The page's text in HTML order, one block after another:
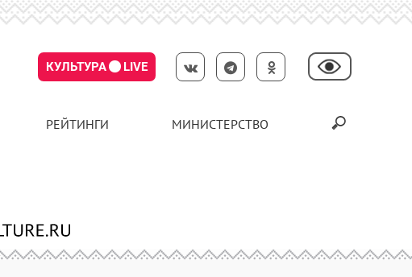
КУЛЬТУРА LIVE
РЕЙТИНГИ МИНИСТЕРСТВО